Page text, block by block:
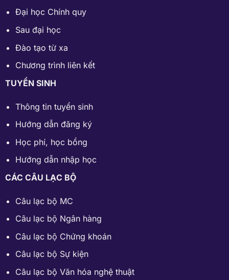
Đại học Chính quy
Sau đại học
Đào tạo từ xa
Chương trình liên kết
TUYỂN SINH
Thông tin tuyển sinh
Hướng dẫn đăng ký
Học phí, học bổng
Hướng dẫn nhập học
CÁC CÂU LẠC BỘ
Câu lạc bộ MC
Câu lạc bộ Ngân hàng
Câu lạc bộ Chứng khoán
Câu lạc bộ Sự kiện
Câu lạc bộ Văn hóa nghệ thuật